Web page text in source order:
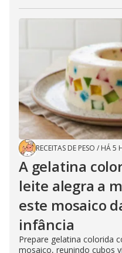
RECEITAS DE PESO / HÁ 5
A gelatina
leite alegra a
este mosaico
infância
Prepare gelatina colorida
mosaico, reunindo cubos